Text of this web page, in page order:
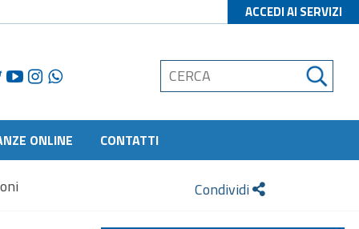
ACCEDI AI SERVIZI
ONLINE CONTATTI
Condividi